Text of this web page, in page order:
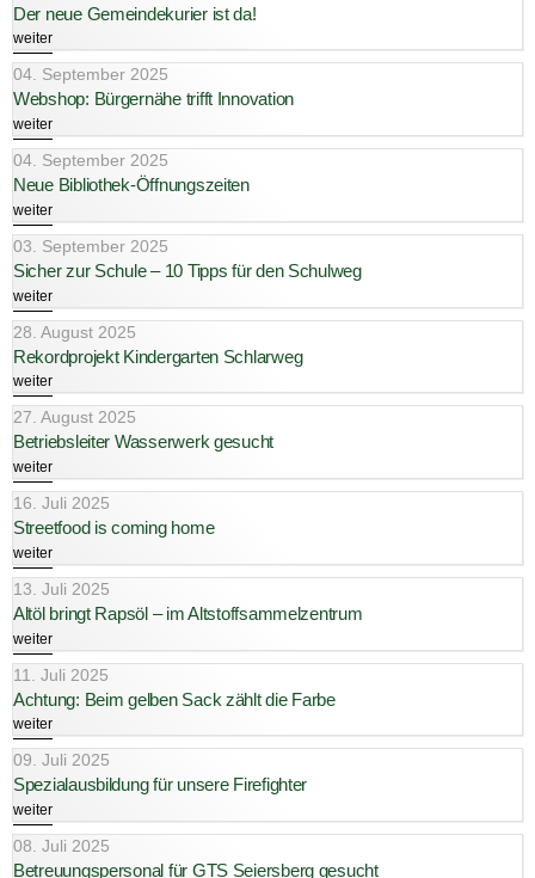
Der neue Gemeindekurier ist da!
weiter
04. September 2025
Webshop: Bürgernähe trifft Innovation
weiter
04. September 2025
Neue Bibliothek-Öffnungszeiten
weiter
03. September 2025
Sicher zur Schule – 10 Tipps für den Schulweg
weiter
28. August 2025
Rekordprojekt Kindergarten Schlarweg
weiter
27. August 2025
Betriebsleiter Wasserwerk gesucht
weiter
16. Juli 2025
Streetfood is coming home
weiter
13. Juli 2025
Altöl bringt Rapsöl – im Altstoffsammelzentrum
weiter
11. Juli 2025
Achtung: Beim gelben Sack zählt die Farbe
weiter
09. Juli 2025
Spezialausbildung für unsere Firefighter
weiter
08. Juli 2025
Betreuungspersonal für GTS Seiersberg gesucht